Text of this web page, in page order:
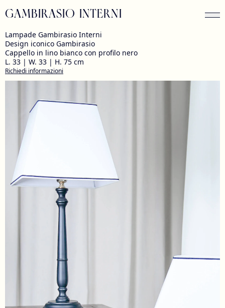
GAMBIRASIO INTERNI
Lampade Gambirasio Interni
Design iconico Gambirasio
Cappello in lino bianco con profilo nero
L. 33 | W. 33 | H. 75 cm
Richiedi informazioni